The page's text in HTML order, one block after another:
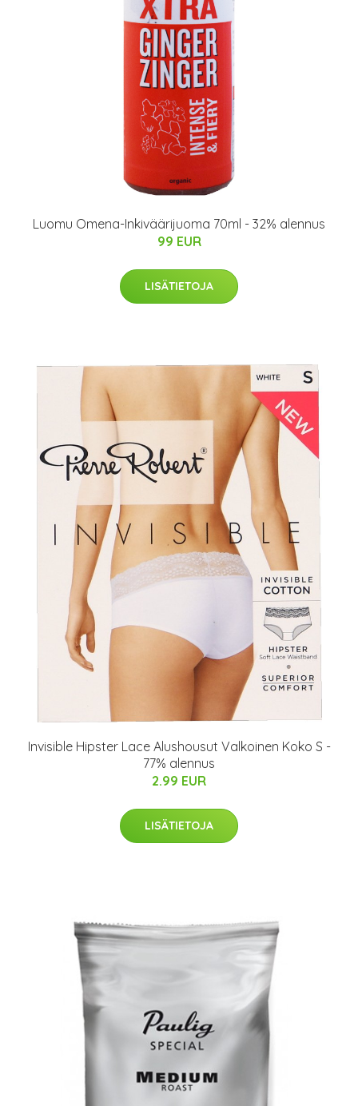
Luomu Omena-Inkiväärijuoma 70ml - 32% alennus
99 EUR
LISÄTIETOJA
Invisible Hipster Lace Alushousut Valkoinen Koko S -
77% alennus
2.99 EUR
LISÄTIETOJA